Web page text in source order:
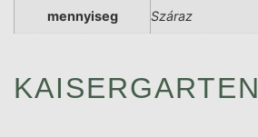
mennyiseg Száraz
KAISERGARTEN